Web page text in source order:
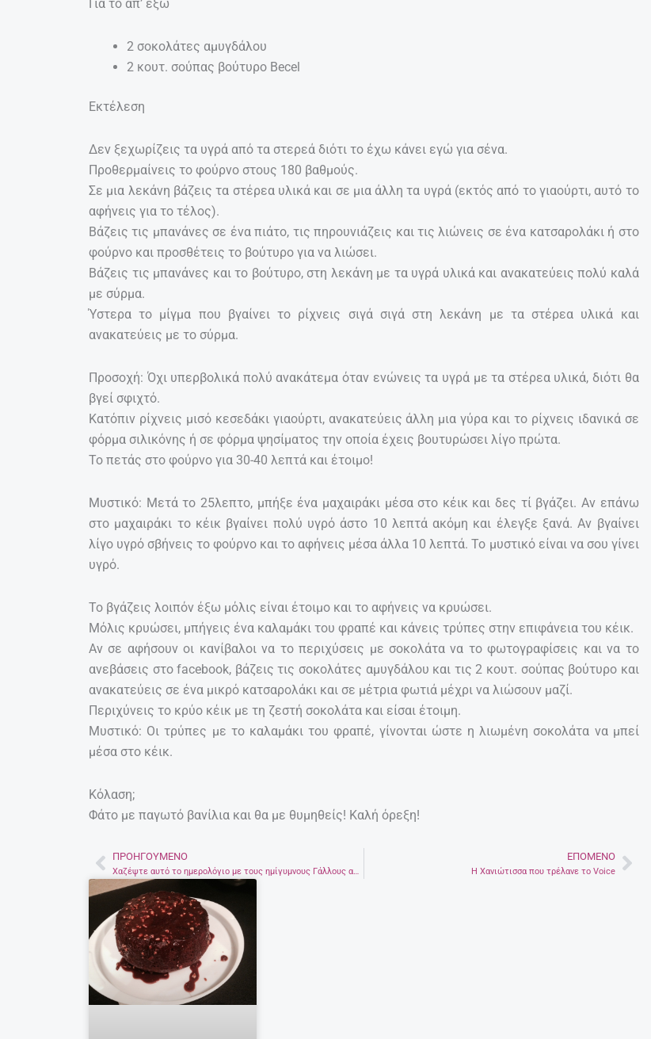
Για το απ’ έξω
2 σοκολάτες αμυγδάλου
2 κουτ. σούπας βούτυρο Becel
Εκτέλεση
Δεν ξεχωρίζεις τα υγρά από τα στερεά διότι το έχω κάνει εγώ για σένα.
Προθερμαίνεις το φούρνο στους 180 βαθμούς.
Σε μια λεκάνη βάζεις τα στέρεα υλικά και σε μια άλλη τα υγρά (εκτός από το γιαούρτι, αυτό το
αφήνεις για το τέλος).
Βάζεις τις μπανάνες σε ένα πιάτο, τις πηρουνιάζεις και τις λιώνεις σε ένα κατσαρολάκι ή στο
φούρνο και προσθέτεις το βούτυρο για να λιώσει.
Βάζεις τις μπανάνες και το βούτυρο, στη λεκάνη με τα υγρά υλικά και ανακατεύεις πολύ καλά
με σύρμα.
Ύστερα το μίγμα που βγαίνει το ρίχνεις σιγά σιγά στη λεκάνη με τα στέρεα υλικά και
ανακατεύεις με το σύρμα.
Προσοχή: Όχι υπερβολικά πολύ ανακάτεμα όταν ενώνεις τα υγρά με τα στέρεα υλικά, διότι θα
βγεί σφιχτό.
Κατόπιν ρίχνεις μισό κεσεδάκι γιαούρτι, ανακατεύεις άλλη μια γύρα και το ρίχνεις ιδανικά σε
φόρμα σιλικόνης ή σε φόρμα ψησίματος την οποία έχεις βουτυρώσει λίγο πρώτα.
Το πετάς στο φούρνο για 30-40 λεπτά και έτοιμο!
Μυστικό: Μετά το 25λεπτο, μπήξε ένα μαχαιράκι μέσα στο κέικ και δες τί βγάζει. Αν επάνω
στο μαχαιράκι το κέικ βγαίνει πολύ υγρό άστο 10 λεπτά ακόμη και έλεγξε ξανά. Αν βγαίνει
λίγο υγρό σβήνεις το φούρνο και το αφήνεις μέσα άλλα 10 λεπτά. Το μυστικό είναι να σου γίνει
υγρό.
Το βγάζεις λοιπόν έξω μόλις είναι έτοιμο και το αφήνεις να κρυώσει.
Μόλις κρυώσει, μπήγεις ένα καλαμάκι του φραπέ και κάνεις τρύπες στην επιφάνεια του κέικ.
Αν σε αφήσουν οι κανίβαλοι να το περιχύσεις με σοκολάτα να το φωτογραφίσεις και να το
ανεβάσεις στο facebook, βάζεις τις σοκολάτες αμυγδάλου και τις 2 κουτ. σούπας βούτυρο και
ανακατεύεις σε ένα μικρό κατσαρολάκι και σε μέτρια φωτιά μέχρι να λιώσουν μαζί.
Περιχύνεις το κρύο κέικ με τη ζεστή σοκολάτα και είσαι έτοιμη.
Μυστικό: Οι τρύπες με το καλαμάκι του φραπέ, γίνονται ώστε η λιωμένη σοκολάτα να μπεί
μέσα στο κέικ.
Κόλαση;
Φάτο με παγωτό βανίλια και θα με θυμηθείς! Καλή όρεξη!
Prev
ΠΡΟΗΓΟΎΜΕΝΟ ΕΠΌΜΕΝΟ
Η Χανιώτισσα που τρέλανε το VoiceNext